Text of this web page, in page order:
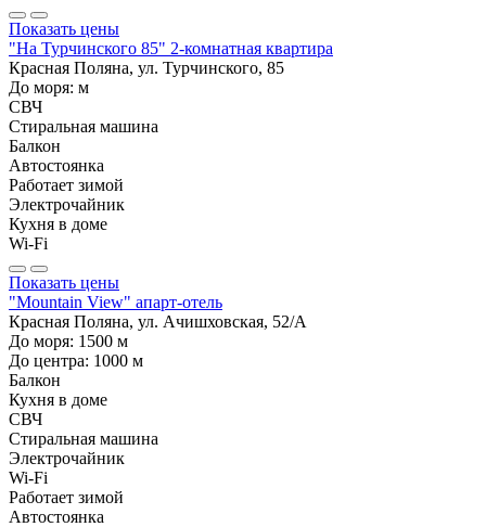
Показать цены
"На Турчинского 85" 2-комнатная квартира
Красная Поляна, ул. Турчинского, 85
До моря: м
СВЧ
Стиральная машина
Балкон
Автостоянка
Работает зимой
Электрочайник
Кухня в доме
Wi-Fi
Показать цены
"Mountain View" апарт-отель
Красная Поляна, ул. Ачишховская, 52/А
До моря: 1500 м
До центра: 1000 м
Балкон
Кухня в доме
СВЧ
Стиральная машина
Электрочайник
Wi-Fi
Работает зимой
Автостоянка